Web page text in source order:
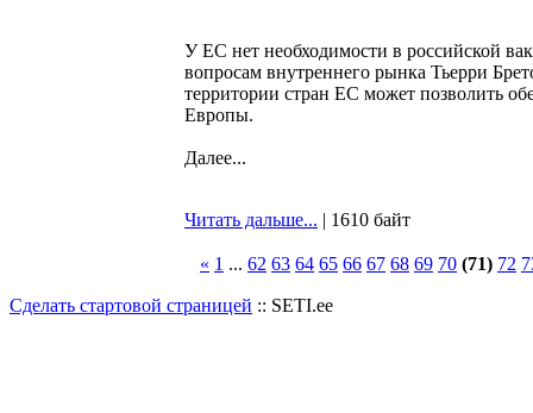
У ЕС нет необходимости в российской
вопросам внутреннего рынка Тьерри
территории стран ЕС может позволить
Европы.
Далее...
Читать дальше... | 1610 байт
« 1 ... 62 63 64 65 66 67 68 69 70 (71) 72
Сделать стартовой страницей :: SETI.ee